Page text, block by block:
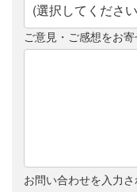
(選択してくださ
ご意見・ご感想をお
お問い合わせを入力